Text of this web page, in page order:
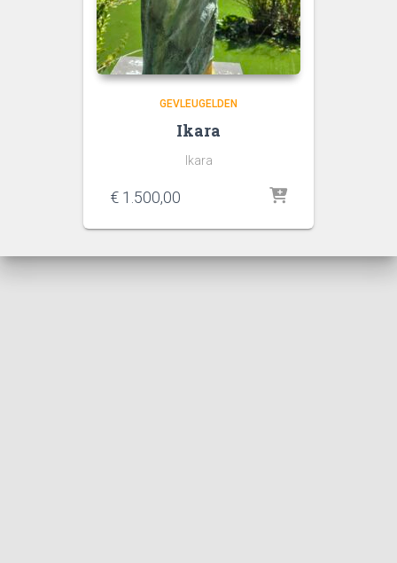
GEVLEUGELDEN
Ikara
Ikara
€ 1.500,00